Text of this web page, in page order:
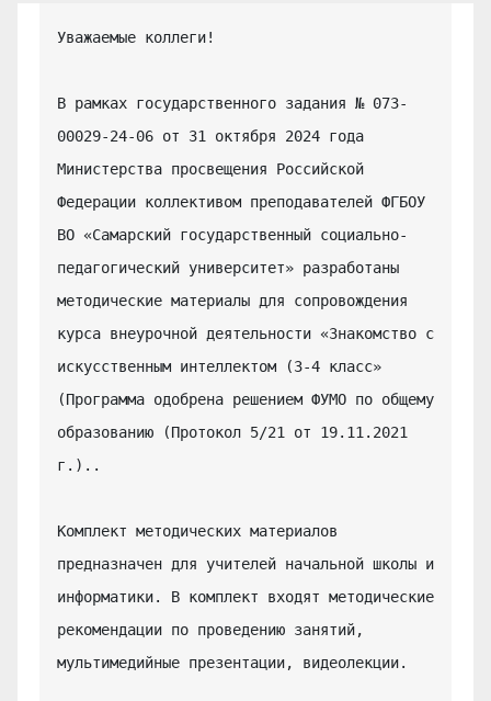
Уважаемые коллеги!
В рамках государственного задания № 073-
00029-24-06 от 31 октября 2024 года
Министерства просвещения Российской
Федерации коллективом преподавателей ФГБОУ
ВО «Самарский государственный социально-
педагогический университет» разработаны
методические материалы для сопровождения
курса внеурочной деятельности «Знакомство с
искусственным интеллектом (3-4 класс»
(Программа одобрена решением ФУМО по общему
образованию (Протокол 5/21 от 19.11.2021
г.)..
Комплект методических материалов
предназначен для учителей начальной школы и
информатики. В комплект входят методические
рекомендации по проведению занятий,
мультимедийные презентации, видеолекции.